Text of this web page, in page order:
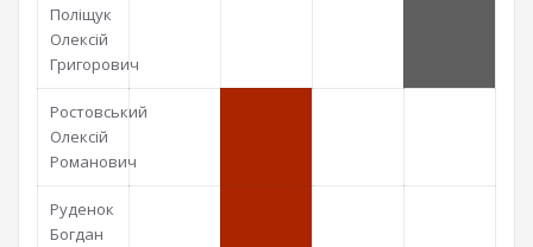
Поліщук
Олексій
Григорович
Ростовський
Олексій
Романович
Руденок
Богдан